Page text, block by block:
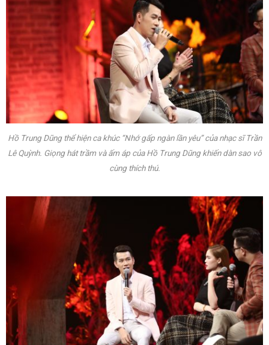
Hồ Trung Dũng thể hiện ca khúc “Nhớ gấp ngàn lần yêu” của nhạc sĩ Trần
Lê Quỳnh. Giọng hát trầm và ấm áp của Hồ Trung Dũng khiến dàn sao vô
cùng thích thú.